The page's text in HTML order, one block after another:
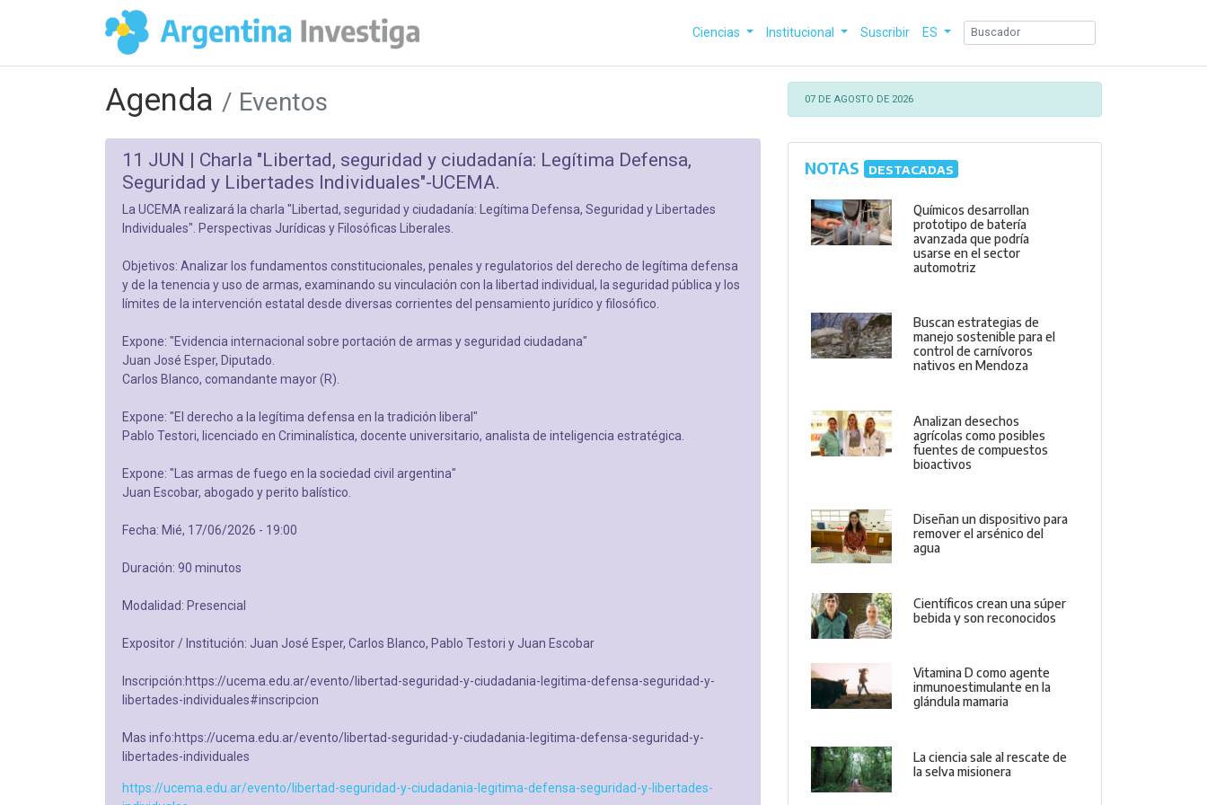
Ciencias Institucional Suscribir ES
Agenda / Eventos
11 JUN | Charla "Libertad, seguridad y ciudadanía: Legítima Defensa,
Seguridad y Libertades Individuales"-UCEMA.
La UCEMA realizará la charla "Libertad, seguridad y ciudadanía: Legítima Defensa, Seguridad y Libertades
Individuales". Perspectivas Jurídicas y Filosóficas Liberales.
Objetivos: Analizar los fundamentos constitucionales, penales y regulatorios del derecho de legítima defensa
y de la tenencia y uso de armas, examinando su vinculación con la libertad individual, la seguridad pública y los
límites de la intervención estatal desde diversas corrientes del pensamiento jurídico y filosófico.
Expone: "Evidencia internacional sobre portación de armas y seguridad ciudadana"
Juan José Esper, Diputado.
Carlos Blanco, comandante mayor (R).
Expone: "El derecho a la legítima defensa en la tradición liberal"
Pablo Testori, licenciado en Criminalística, docente universitario, analista de inteligencia estratégica.
Expone: "Las armas de fuego en la sociedad civil argentina"
Juan Escobar, abogado y perito balístico.
Fecha: Mié, 17/06/2026 - 19:00
Duración: 90 minutos
Modalidad: Presencial
Expositor / Institución: Juan José Esper, Carlos Blanco, Pablo Testori y Juan Escobar
Inscripción:https://ucema.edu.ar/evento/libertad-seguridad-y-ciudadania-legitima-defensa-seguridad-y-
libertades-individuales#inscripcion
Mas info:https://ucema.edu.ar/evento/libertad-seguridad-y-ciudadania-legitima-defensa-seguridad-y-
libertades-individuales
https://ucema.edu.ar/evento/libertad-seguridad-y-ciudadania-legitima-defensa-seguridad-y-libertades-
07 DE AGOSTO DE 2026
NOTAS DESTACADAS
Químicos desarrollan
prototipo de batería
avanzada que podría
usarse en el sector
automotriz
Buscan estrategias de
manejo sostenible para el
control de carnívoros
nativos en Mendoza
Analizan desechos
agrícolas como posibles
fuentes de compuestos
bioactivos
Diseñan un dispositivo para
remover el arsénico del
agua
Científicos crean una súper
bebida y son reconocidos
Vitamina D como agente
inmunoestimulante en la
glándula mamaria
La ciencia sale al rescate de
la selva misionera